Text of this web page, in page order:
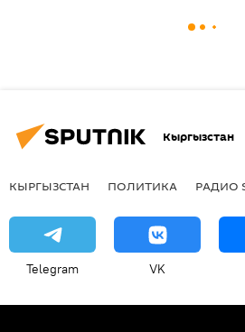
Кыргызстан
КЫРГЫЗСТАН ПОЛИТИКА РАДИО
Telegram VK